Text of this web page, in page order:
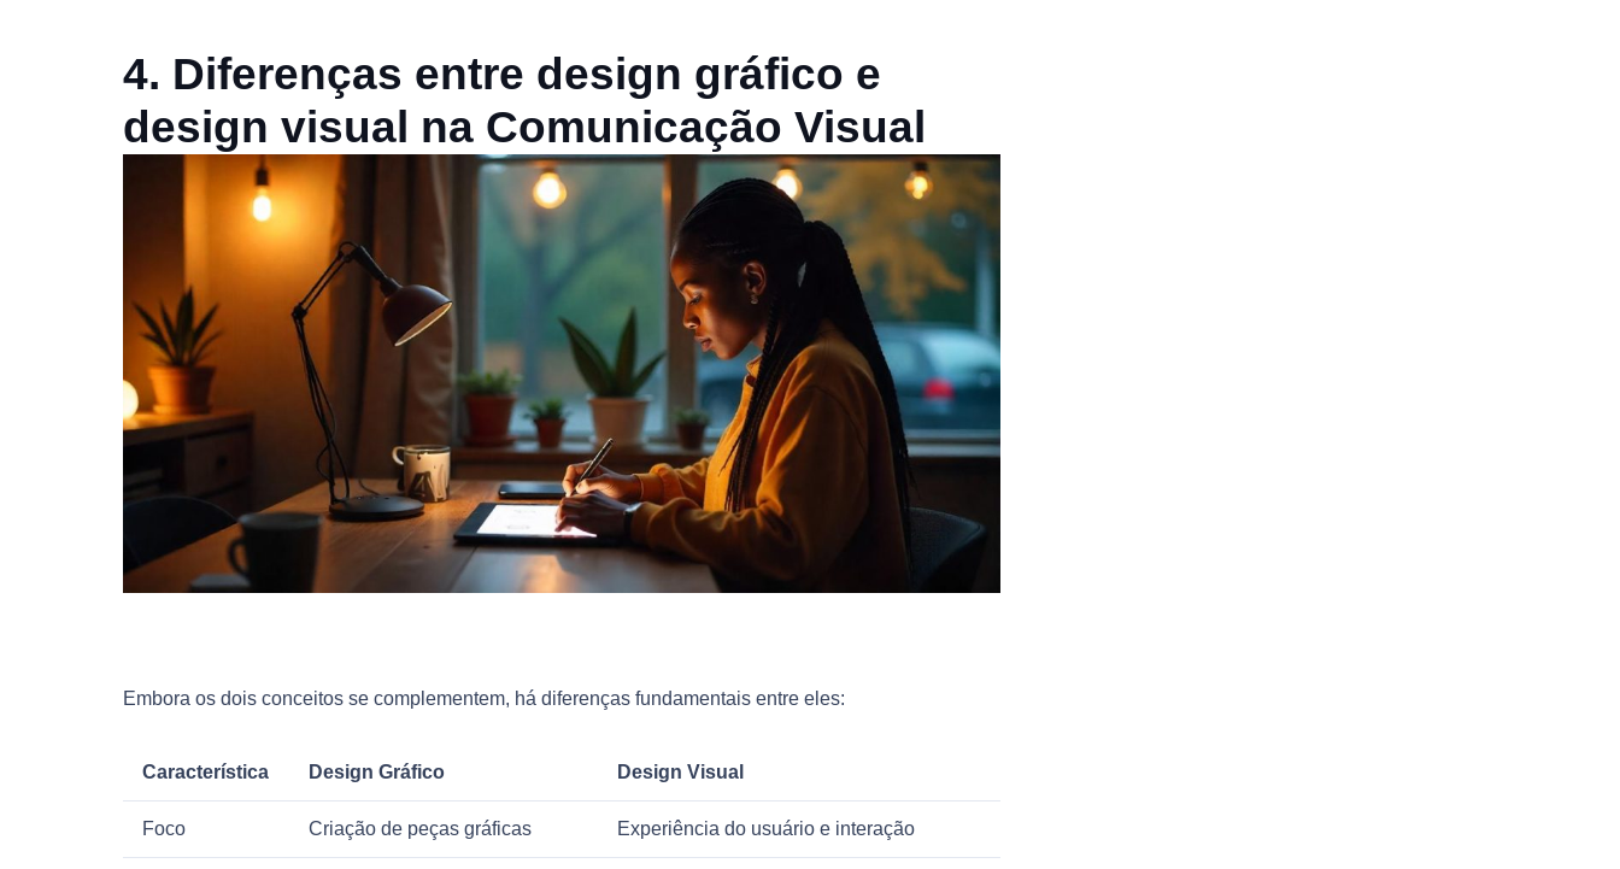
4. Diferenças entre design gráfico e
design visual na Comunicação Visual
Embora os dois conceitos se complementem, há diferenças fundamentais entre eles:
Característica Design Gráfico Design Visual
Foco Criação de peças gráficas Experiência do usuário e interação